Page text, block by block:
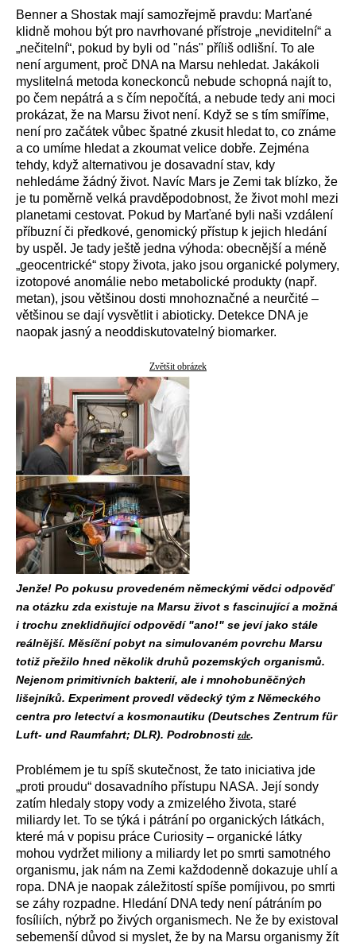
Benner a Shostak mají samozřejmě pravdu: Marťané
klidně mohou být pro navrhované přístroje „neviditelní“ a
„nečitelní“, pokud by byli od "nás" příliš odlišní. To ale
není argument, proč DNA na Marsu nehledat. Jakákoli
myslitelná metoda koneckonců nebude schopná najít to,
po čem nepátrá a s čím nepočítá, a nebude tedy ani moci
prokázat, že na Marsu život není. Když se s tím smíříme,
není pro začátek vůbec špatné zkusit hledat to, co známe
a co umíme hledat a zkoumat velice dobře. Zejména
tehdy, když alternativou je dosavadní stav, kdy
nehledáme žádný život. Navíc Mars je Zemi tak blízko, že
je tu poměrně velká pravděpodobnost, že život mohl mezi
planetami cestovat. Pokud by Marťané byli naši vzdálení
příbuzní či předkové, genomický přístup k jejich hledání
by uspěl. Je tady ještě jedna výhoda: obecnější a méně
„geocentrické“ stopy života, jako jsou organické polymery,
izotopové anomálie nebo metabolické produkty (např.
metan), jsou většinou dosti mnohoznačné a neurčité –
většinou se dají vysvětlit i abioticky. Detekce DNA je
naopak jasný a neoddiskutovatelný biomarker.
Zvětšit obrázek
Jenže! Po pokusu provedeném německými vědci odpověď
na otázku zda existuje na Marsu život s fascinující a možná
i trochu zneklidňující odpovědí "ano!" se jeví jako stále
reálnější. Měsíční pobyt na simulovaném povrchu Marsu
totiž přežilo hned několik druhů pozemských organismů.
Nejenom primitivních bakterií, ale i mnohobuněčných
lišejníků. Experiment provedl vědecký tým z Německého
centra pro letectví a kosmonautiku (Deutsches Zentrum für
Luft- und Raumfahrt; DLR). Podrobnosti zde.
Problémem je tu spíš skutečnost, že tato iniciativa jde
„proti proudu“ dosavadního přístupu NASA. Její sondy
zatím hledaly stopy vody a zmizelého života, staré
miliardy let. To se týká i pátrání po organických látkách,
které má v popisu práce Curiosity – organické látky
mohou vydržet miliony a miliardy let po smrti samotného
organismu, jak nám na Zemi každodenně dokazuje uhlí a
ropa. DNA je naopak záležitostí spíše pomíjivou, po smrti
se záhy rozpadne. Hledání DNA tedy není pátráním po
fosíliích, nýbrž po živých organismech. Ne že by existoval
sebemenší důvod si myslet, že by na Marsu organismy žít